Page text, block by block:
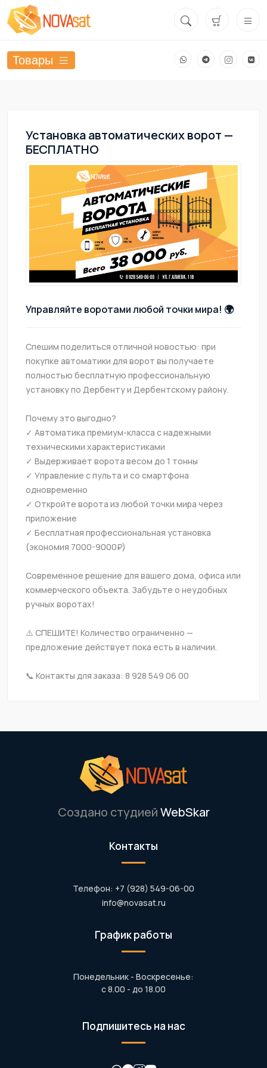
Товары
Установка автоматических ворот —
БЕСПЛАТНО
Управляйте воротами любой точки мира! 🌍
Спешим поделиться отличной новостью: при
покупке автоматики для ворот вы получаете
полностью бесплатную профессиональную
установку по Дербенту и Дербентскому району.
✓ Автоматика премиум-класса с надежными
✓ Управление с пульта и со смартфона
✓ Откройте ворота из любой точки мира через
✓ Бесплатная профессиональная установка
(экономия 7000-9000₽)
Современное решение для вашего дома, офиса или
коммерческого объекта. Забудьте о неудобных
ручных воротах!
⚠️ СПЕШИТЕ! Количество ограниченно —
предложение действует пока есть в наличии.
📞 Контакты для заказа: 8 928 549 06 00
Создано студиейWebSkar
Контакты
Телефон: +7 (928) 549-06-00
info@novasat.ru
График работы
Понедельник - Воскресенье:
с 8.00 - до 18.00
Подпишитесь на нас